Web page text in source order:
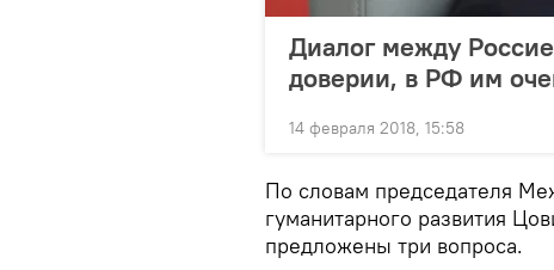
Диалог между
доверии, в РФ им
14 февраля 2018, 15:58
По словам председателя
гуманитарного развития
предложены три вопроса.